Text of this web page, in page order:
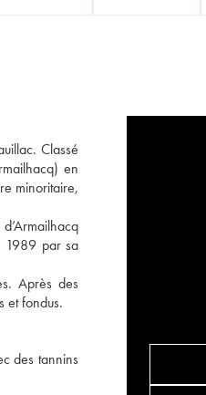
Classé
en
minoritaire,
1989 par sa
Après des
et fondus.
des tannins